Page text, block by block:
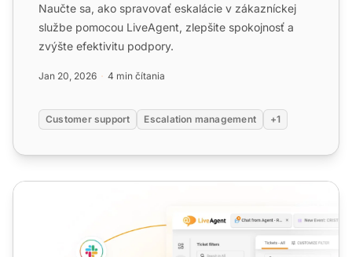
Naučte sa, ako spravovať eskalácie v zákazníckej
službe pomocou LiveAgent, zlepšite spokojnosť a
zvýšte efektivitu podpory.
Jan 20, 2026 4 min čítania
Customer support Escalation management +1
Manažér eskalácie